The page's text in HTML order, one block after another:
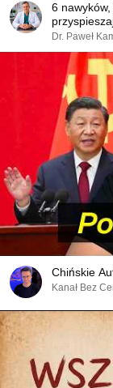
6
Dr. Paweł
Chińskie
Kanał Bez